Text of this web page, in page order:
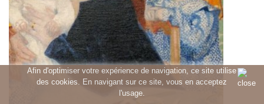
Afin d'optimiser votre expérience de navigation, ce site utilise
des cookies. En navigant sur ce site, vous en acceptez
l'usage.